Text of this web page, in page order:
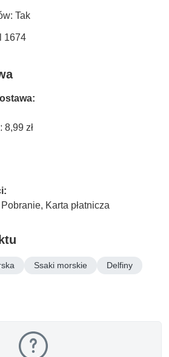
Tak
1674
8,99 zł
Karta płatnicza
Ssaki morskie
Delfiny